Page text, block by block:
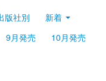
版社別
新着
9月発売 10月発売